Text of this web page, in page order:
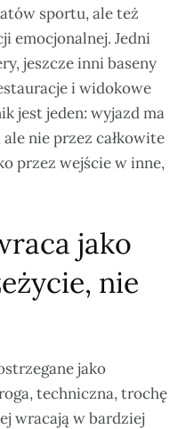
sportu, ale też
emocjonalnej. Jedni
jeszcze inni baseny
i widokowe
jest jeden: wyjazd ma
nie przez całkowite
przez wejście w inne,
jako
nie
jako
techniczna, trochę
wracają w bardziej